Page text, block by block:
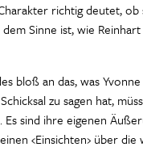
richtig deutet,
Sinne ist, wie
bloß an das, was
zu sagen hat,
Es sind ihre eigenen
‹Einsichten› über die